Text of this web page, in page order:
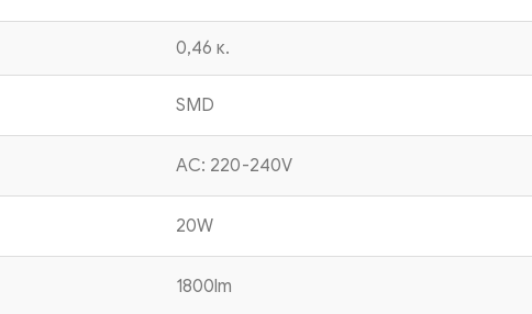
0,46 κ.
SMD
AC: 220-240V
20W
1800lm